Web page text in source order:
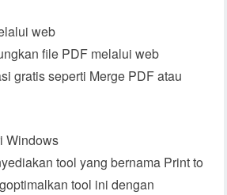
web
file PDF melalui web
gratis seperti Merge PDF atau
Windows
tool yang bernama Print to
tool ini dengan